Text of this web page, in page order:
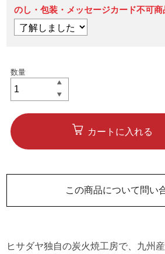
のし・包装・メッセージカード不可商
カートに入れる
この商品について問い
ヒサダヤ独自の炭火焼工房で、九州